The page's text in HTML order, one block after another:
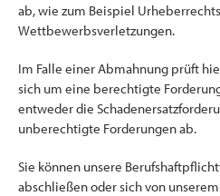
ab, wie zum Beispiel
Wettbewerbsverletzungen.
Im Falle einer Abmahnung prüft
sich um eine berechtigte
entweder die
unberechtigte Forderungen ab.
Sie können unsere
abschließen oder sich von